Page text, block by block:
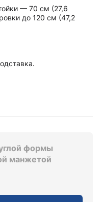
— 70 см (27,6
до 120 см (47,2
формы
манжетой